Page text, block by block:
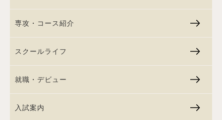
専攻・コース紹介
スクールライフ
就職・デビュー
入試案内